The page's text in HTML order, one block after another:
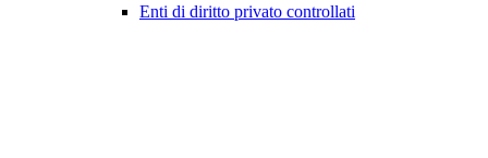
Enti di diritto privato controllati